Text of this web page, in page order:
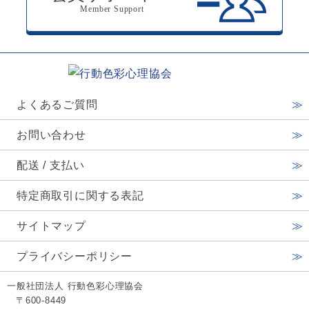
Member Support
よくあるご質問
お問い合わせ
配送 / 支払い
特定商取引に関する表記
サイトマップ
プライバシーポリシー
一般社団法人 行動色彩心理協会
〒600-8449